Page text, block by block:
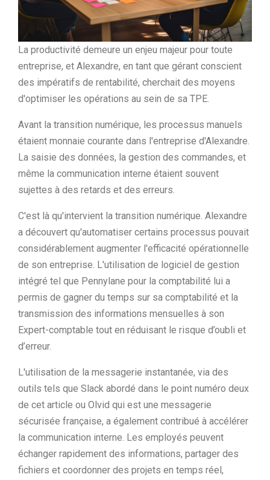
La productivité demeure un enjeu majeur pour toute
entreprise, et Alexandre, en tant que gérant conscient
des impératifs de rentabilité, cherchait des moyens
d'optimiser les opérations au sein de sa TPE.
Avant la transition numérique, les processus manuels
étaient monnaie courante dans l'entreprise d'Alexandre.
La saisie des données, la gestion des commandes, et
même la communication interne étaient souvent
sujettes à des retards et des erreurs.
C'est là qu'intervient la transition numérique. Alexandre
a découvert qu'automatiser certains processus pouvait
considérablement augmenter l'efficacité opérationnelle
de son entreprise. L'utilisation de logiciel de gestion
intégré tel que Pennylane pour la comptabilité lui a
permis de gagner du temps sur sa comptabilité et la
transmission des informations mensuelles à son
Expert-comptable tout en réduisant le risque d’oubli et
d’erreur.
L'utilisation de la messagerie instantanée, via des
outils tels que Slack abordé dans le point numéro deux
de cet article ou Olvid qui est une messagerie
sécurisée française, a également contribué à accélérer
la communication interne. Les employés peuvent
échanger rapidement des informations, partager des
fichiers et coordonner des projets en temps réel,